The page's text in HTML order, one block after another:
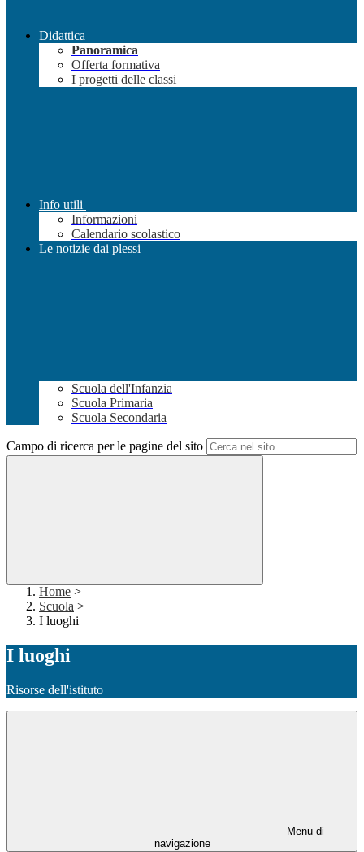
Didattica
Panoramica
Offerta formativa
I progetti delle classi
Info utili
Informazioni
Calendario scolastico
Le notizie dai plessi
Scuola dell'Infanzia
Scuola Primaria
Scuola Secondaria
Campo di ricerca per le pagine del sito
Home >
Scuola >
I luoghi
I luoghi
Risorse dell'istituto
Menu di
navigazione